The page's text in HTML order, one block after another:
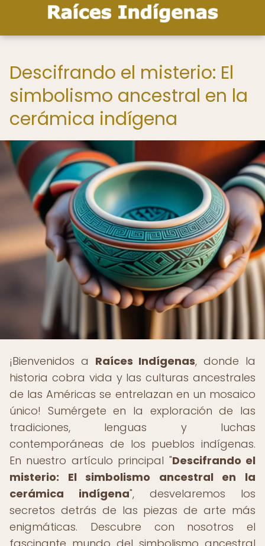
Descifrando el misterio: El
simbolismo ancestral en la
cerámica indígena
¡Bienvenidos a Raíces Indígenas, donde la
historia cobra vida y las culturas ancestrales
de las Américas se entrelazan en un mosaico
único! Sumérgete en la exploración de las
tradiciones, lenguas y luchas
contemporáneas de los pueblos indígenas.
En nuestro artículo principal "Descifrando el
misterio: El simbolismo ancestral en la
cerámica indígena", desvelaremos los
secretos detrás de las piezas de arte más
enigmáticas. Descubre con nosotros el